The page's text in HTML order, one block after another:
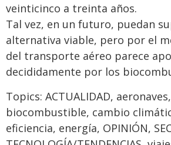
veinticinco a treinta años.
Tal vez, en un futuro, puedan
alternativa viable, pero por el
del transporte aéreo parece
decididamente por los
Topics: ACTUALIDAD, aeronaves,
biocombustible, cambio
eficiencia, energía, OPINIÓN,